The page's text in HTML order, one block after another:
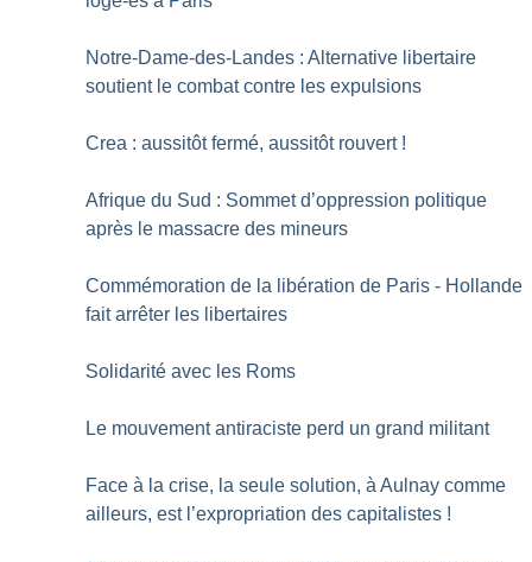
Notre-Dame-des-Landes : Alternative libertaire
soutient le combat contre les expulsions
Crea : aussitôt fermé, aussitôt rouvert !
Afrique du Sud : Sommet d’oppression politique
après le massacre des mineurs
Commémoration de la libération de Paris - Hollande
fait arrêter les libertaires
Solidarité avec les Roms
Le mouvement antiraciste perd un grand militant
Face à la crise, la seule solution, à Aulnay comme
ailleurs, est l’expropriation des capitalistes !